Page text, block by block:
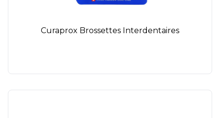
Curaprox Brossettes Interdentaires